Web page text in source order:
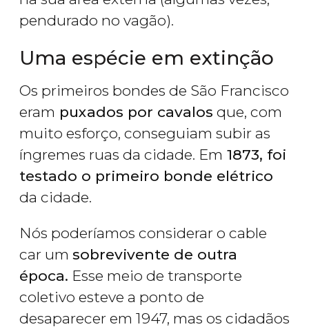
pendurado no vagão).
Uma espécie em extinção
Os primeiros bondes de São Francisco
eram puxados por cavalos que, com
muito esforço, conseguiam subir as
íngremes ruas da cidade. Em 1873, foi
testado o primeiro bonde elétrico
da cidade.
Nós poderíamos considerar o cable
car um sobrevivente de outra
época. Esse meio de transporte
coletivo esteve a ponto de
desaparecer em 1947, mas os cidadãos